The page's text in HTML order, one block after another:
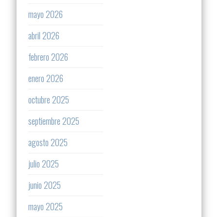
mayo 2026
abril 2026
febrero 2026
enero 2026
octubre 2025
septiembre 2025
agosto 2025
julio 2025
junio 2025
mayo 2025